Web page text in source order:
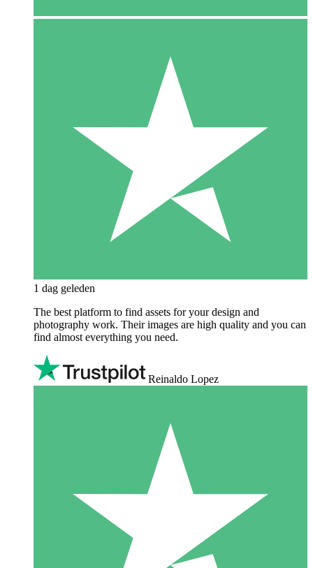
1 dag geleden
The best platform to find assets for your design and
photography work. Their images are high quality and you can
find almost everything you need.
Reinaldo Lopez